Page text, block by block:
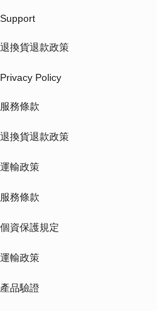
Support
退換貨退款政策
Privacy Policy
服務條款
退換貨退款政策
運輸政策
服務條款
個資保護規定
運輸政策
產品驗證